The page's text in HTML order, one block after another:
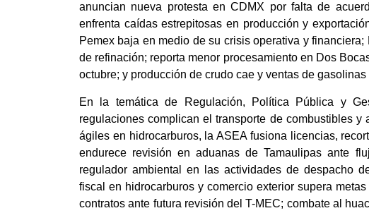
anuncian nueva protesta en CDMX por falta de
enfrenta caídas estrepitosas en producción y
Pemex baja en medio de su crisis operativa y
de refinación; reporta menor procesamiento en Dos
octubre; y producción de crudo cae y ventas de
En la temática de Regulación, Política Pública y
regulaciones complican el transporte de combustibles
ágiles en hidrocarburos, la ASEA fusiona licencias,
endurece revisión en aduanas de Tamaulipas ante
regulador ambiental en las actividades de despacho
fiscal en hidrocarburos y comercio exterior supera
contratos ante futura revisión del T-MEC; combate al